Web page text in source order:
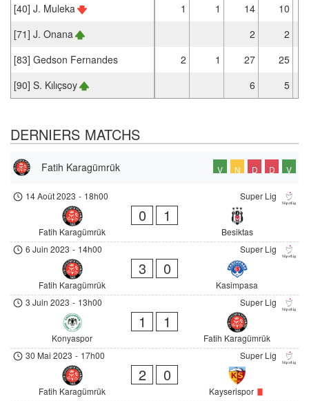
[40] J. Muleka
1 1 14
10
[71] J. Onana
2
2
[83] Gedson Fernandes
2 1 27
25
[90] S. Kılıçsoy
6 5
DERNIERS MATCHS
Fatih Karagümrük V N D D V
Super Lig
14 Août 2023 - 18h00
Fatih Karagümrük
0 1
Besiktas
Super Lig
6 Juin 2023 - 14h00
Fatih Karagümrük
3 0
Kasimpasa
Super Lig
3 Juin 2023 - 13h00
Konyaspor
1 1
Fatih Karagümrük
Super Lig
30 Mai 2023 - 17h00
Fatih Karagümrük
2 0
Kayserispor